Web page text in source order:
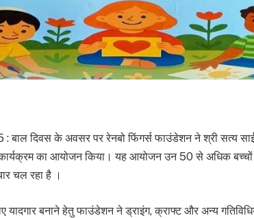
: बाल दिवस के अवसर पर रेनबो फिंगर्स फाउंडेशन ने श्री सत्य
का आयोजन किया। यह आयोजन उन 50 से अधिक बच्चों
चल रहा है ।
यादगार बनाने हेतु फाउंडेशन ने ड्राइंग, क्राफ्ट और अन्य